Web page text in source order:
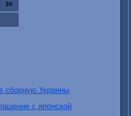
30
сборную Украины
с японской